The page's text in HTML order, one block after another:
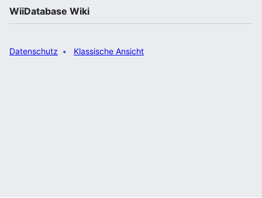
WiiDatabase Wiki
Datenschutz Klassische Ansicht